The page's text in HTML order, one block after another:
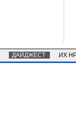
ДАЙДЖЕСТ ИХ